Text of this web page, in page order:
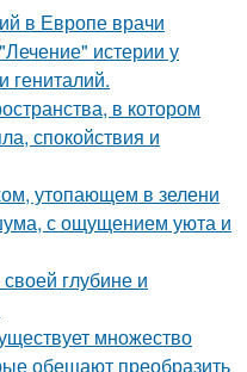
в Европе врачи
истерии у
в котором
спокойствия и
утопающем в зелени
с ощущением уюта и
глубине и
множество
обещают преобразить